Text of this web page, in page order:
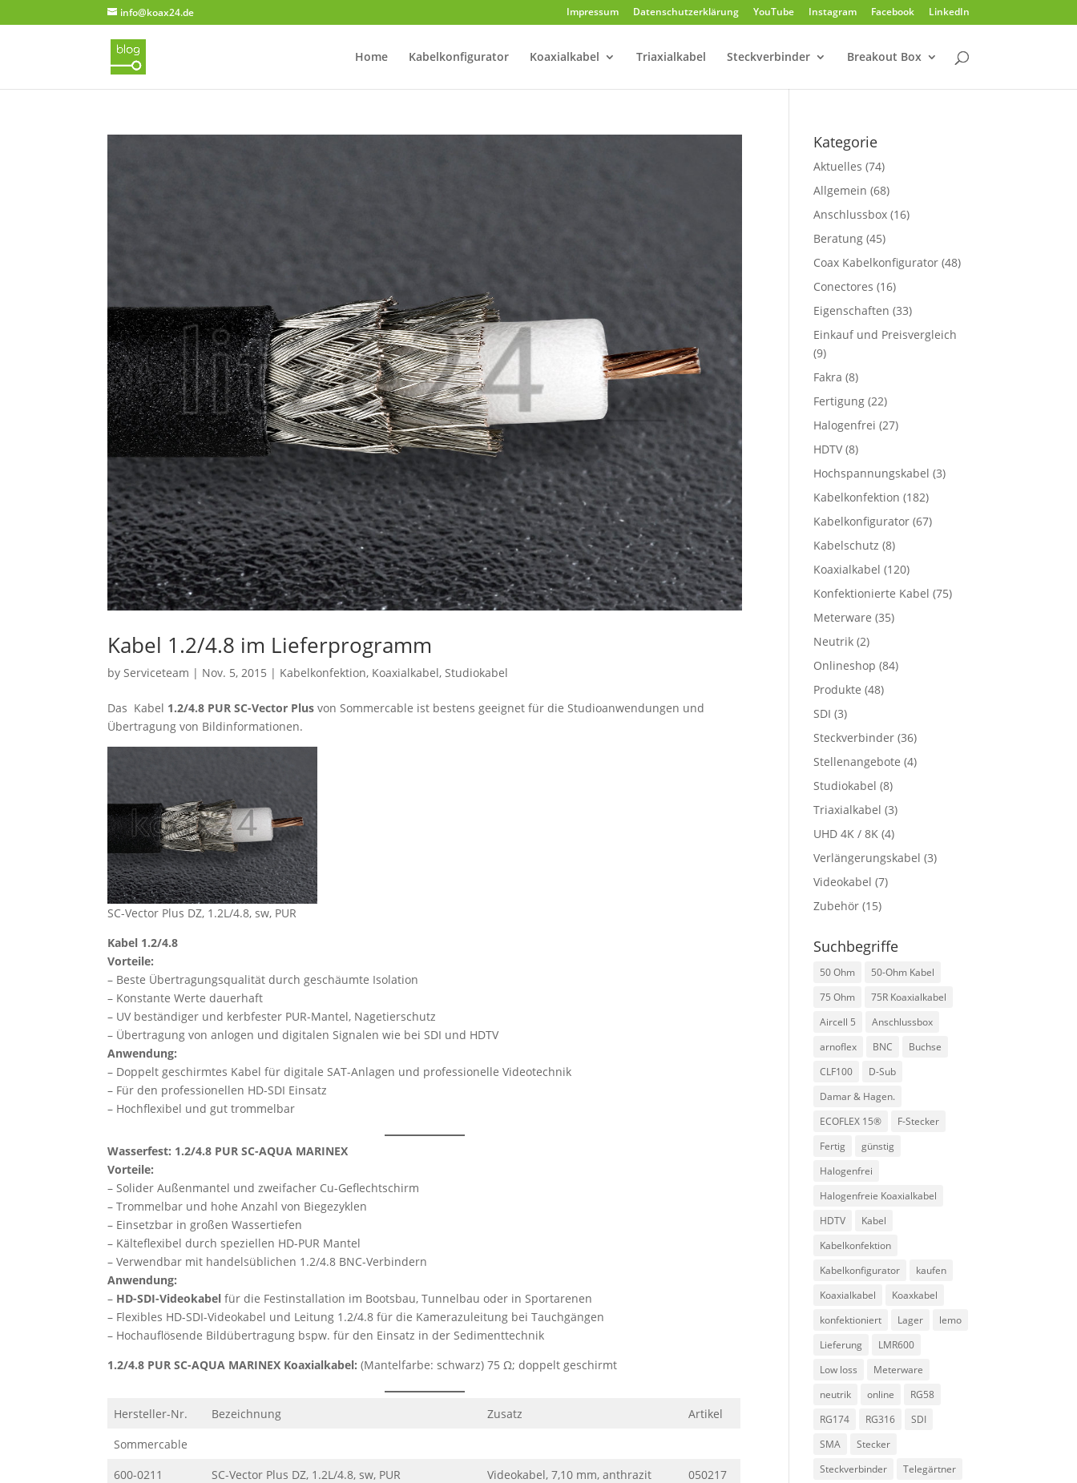
info@koax24.de Impressum Datenschutzerklärung YouTube Instagram Facebook LinkedIn
Home Kabelkonfigurator Koaxialkabel Triaxialkabel Steckverbinder Breakout Box
Kabel 1.2/4.8 im Lieferprogramm
by Serviceteam | Nov. 5, 2015 | Kabelkonfektion, Koaxialkabel, Studiokabel
Das Kabel 1.2/4.8 PUR SC-Vector Plus von Sommercable ist bestens geeignet für die Studioanwendungen und
Übertragung von Bildinformationen.
SC-Vector Plus DZ, 1.2L/4.8, sw, PUR
Kabel 1.2/4.8
Vorteile:
– Beste Übertragungsqualität durch geschäumte Isolation
– Konstante Werte dauerhaft
– UV beständiger und kerbfester PUR-Mantel, Nagetierschutz
– Übertragung von anlogen und digitalen Signalen wie bei SDI und HDTV
Anwendung:
– Doppelt geschirmtes Kabel für digitale SAT-Anlagen und professionelle Videotechnik
– Für den professionellen HD-SDI Einsatz
– Hochflexibel und gut trommelbar
Wasserfest: 1.2/4.8 PUR SC-AQUA MARINEX
Vorteile:
– Solider Außenmantel und zweifacher Cu-Geflechtschirm
– Trommelbar und hohe Anzahl von Biegezyklen
– Einsetzbar in großen Wassertiefen
– Kälteflexibel durch speziellen HD-PUR Mantel
– Verwendbar mit handelsüblichen 1.2/4.8 BNC-Verbindern
Anwendung:
– HD-SDI-Videokabel für die Festinstallation im Bootsbau, Tunnelbau oder in Sportarenen
– Flexibles HD-SDI-Videokabel und Leitung 1.2/4.8 für die Kamerazuleitung bei Tauchgängen
– Hochauflösende Bildübertragung bspw. für den Einsatz in der Sedimenttechnik
1.2/4.8 PUR SC-AQUA MARINEX Koaxialkabel:(Mantelfarbe: schwarz) 75 Ω; doppelt geschirmt
Hersteller-Nr. Bezeichnung Zusatz
Artikel
Sommercable
600-0211
SC-Vector Plus DZ, 1.2L/4.8, sw, PUR Videokabel, 7,10 mm, anthrazit
050217
Kategorie
Aktuelles (74)
Allgemein (68)
Anschlussbox (16)
Beratung (45)
Coax Kabelkonfigurator (48)
Conectores (16)
Eigenschaften (33)
Einkauf und Preisvergleich
(9)
Fakra (8)
Fertigung (22)
Halogenfrei (27)
HDTV (8)
Hochspannungskabel (3)
Kabelkonfektion (182)
Kabelkonfigurator (67)
Kabelschutz (8)
Koaxialkabel (120)
Konfektionierte Kabel (75)
Meterware (35)
Neutrik (2)
Onlineshop (84)
Produkte (48)
SDI (3)
Steckverbinder (36)
Stellenangebote (4)
Studiokabel (8)
Triaxialkabel (3)
UHD 4K / 8K (4)
Verlängerungskabel (3)
Videokabel (7)
Zubehör (15)
Suchbegriffe
50 Ohm
50-Ohm Kabel
75 Ohm
75R Koaxialkabel
Aircell 5
Anschlussbox
arnoflex
BNC
Buchse
CLF100
D-Sub
Damar & Hagen.
ECOFLEX 15®
F-Stecker
Fertig
günstig
Halogenfrei
Halogenfreie Koaxialkabel
HDTV
Kabel
Kabelkonfektion
Kabelkonfigurator
kaufen
Koaxialkabel
Koaxkabel
konfektioniert
Lager
lemo
Lieferung
LMR600
Low loss
Meterware
neutrik
online
RG58
RG174
RG316
SDI
SMA
Stecker
Steckverbinder
Telegärtner